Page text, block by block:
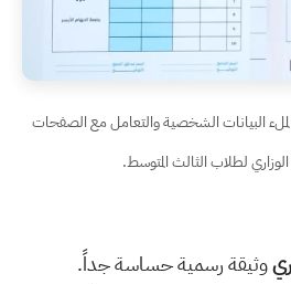
البيانات الشخصية والتعامل مع الصفحات
الوزاري لطلاب الثالث المتوسط.
وثيقة رسمية حساسة جداً.